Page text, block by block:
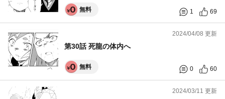
無料 1 69
2024/04/08 更新
第30話 死龍の体内へ
無料 0 60
2024/03/11 更新